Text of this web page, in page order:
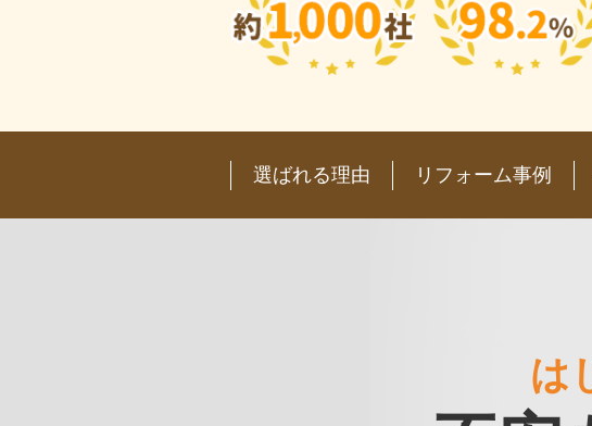
選ばれる理由 リフォーム事例
は